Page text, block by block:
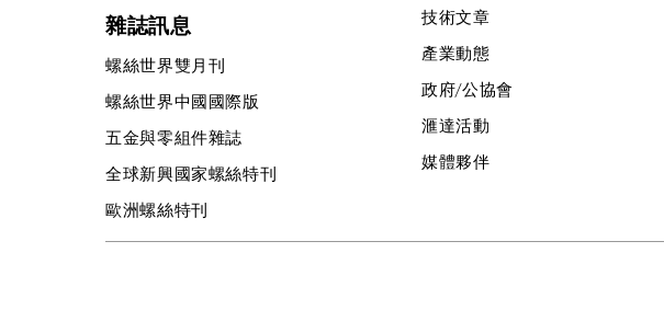
雜誌訊息
螺絲世界雙月刊
螺絲世界中國國際版
五金與零組件雜誌
全球新興國家螺絲特刊
歐洲螺絲特刊
技術文章
產業動態
政府/公協會
滙達活動
媒體夥伴